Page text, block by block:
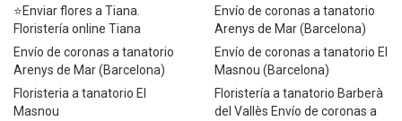
⭐Enviar flores a Tiana.
Floristería online Tiana
Envío de coronas a tanatorio
Arenys de Mar (Barcelona)
Envío de coronas a tanatorio
Arenys de Mar (Barcelona)
Envío de coronas a tanatorio El
Masnou (Barcelona)
Floristeria a tanatorio El
Masnou
Floristería a tanatorio Barberà
del Vallès Envío de coronas a